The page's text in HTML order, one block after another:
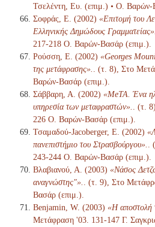
Τσελέντη, Ευ. (επιμ.) • Ο. Βαρών-
Σοφράς, Ε. (2002) «Επιτομή του
Ελληνικής Δημώδους Γραμματείας».
217-218 Ο. Βαρών-Βασάρ (επιμ.).
Ρούσση, Ε. (2002) «Georges
της μετάφρασης».
. (τ. 8), Στο
Βαρών-Βασάρ (επιμ.).
Σάββαρη, Α. (2002) «MeTA. Ένα
υπηρεσία των μεταφραστών».
. (τ.
226 Ο. Βαρών-Βασάρ (επιμ.).
Τσαμαδού-Jacoberger, Ε. (2002)
πανεπιστήμιο του Στρασβούργου».
243-244 Ο. Βαρών-Βασάρ (επιμ.).
Βλαβιανού, Α. (2003) «Νάσος
αναγνώστης"».
. (τ. 9), Στο
Βασάρ (επιμ.).
Benjamin, W. (2003) «Η αποστολή
Μετάφραση '03. 131-147 Γ.